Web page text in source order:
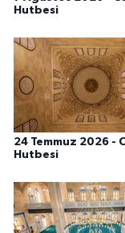
Hutbesi
24 Temmuz 2026 -
Hutbesi